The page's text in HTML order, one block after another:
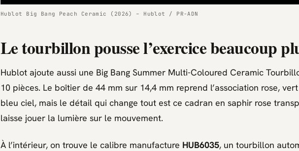
Hublot Big Bang Peach Ceramic (2026) – Hublot / PR-ADN
Le tourbillon pousse l’exercice beaucoup
Hublot ajoute aussi une Big Bang Summer Multi-Coloured Ceramic
10 pièces. Le boîtier de 44 mm sur 14,4 mm reprend l’association rose,
bleu ciel, mais le détail qui change tout est ce cadran en saphir rose
laisse jouer la lumière sur le mouvement.
À l’intérieur, on trouve le calibre manufacture HUB6035, un tourbillon